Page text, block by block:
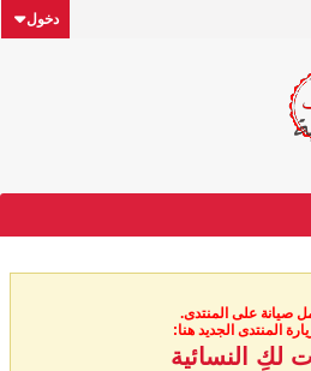
دخول
صيانة على المنتدى.
المنتدى الجديد هنا:
لكِ النسائية